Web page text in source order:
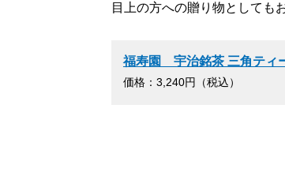
目上の方への贈り物としても
福寿園 宇治銘茶 三角ティ
価格：3,240円（税込）